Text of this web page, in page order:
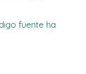
fuente ha